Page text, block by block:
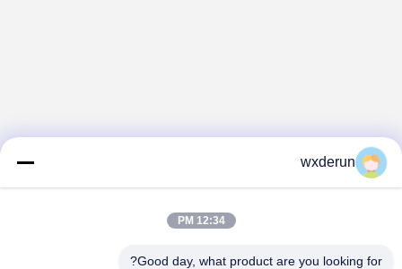
wxderun
12:34 PM
Good day, what product are you looking for?